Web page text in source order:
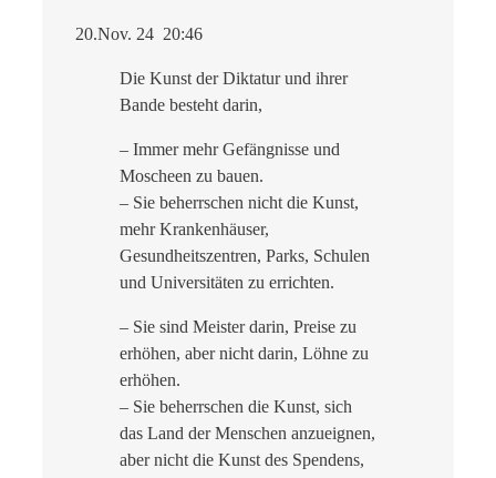
20.Nov. 24 20:46
Die Kunst der Diktatur und ihrer
Bande besteht darin,
– Immer mehr Gefängnisse und
Moscheen zu bauen.
– Sie beherrschen nicht die Kunst,
mehr Krankenhäuser,
Gesundheitszentren, Parks, Schulen
und Universitäten zu errichten.
– Sie sind Meister darin, Preise zu
erhöhen, aber nicht darin, Löhne zu
erhöhen.
– Sie beherrschen die Kunst, sich
das Land der Menschen anzueignen,
aber nicht die Kunst des Spendens,